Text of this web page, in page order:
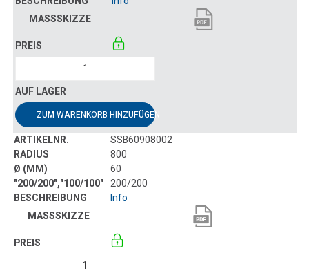
ZUM WARENKORB HINZUFÜGEN
SSB60908002
800
60
200/200
Info